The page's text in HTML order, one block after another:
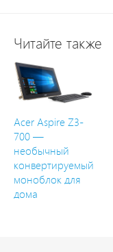
Читайте также
Acer Aspire Z3-
700 —
необычный
конвертируемый
моноблок для
дома